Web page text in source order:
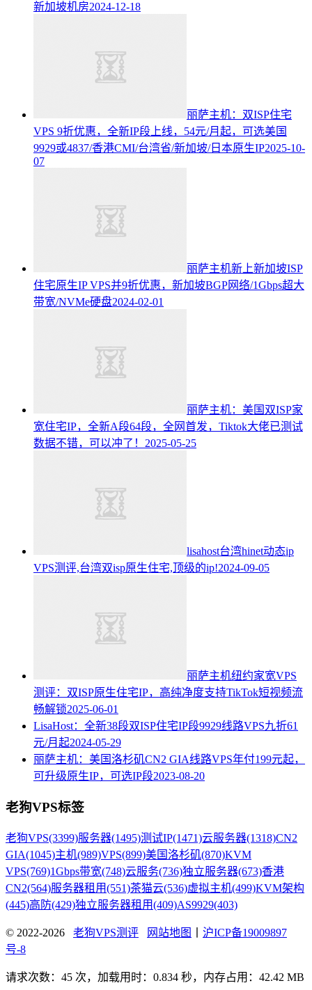
新加坡机房2024-12-18
丽萨主机：双ISP住宅
VPS 9折优惠，全新IP段上线，54元/月起，可选美国
9929或4837/香港CMI/台湾省/新加坡/日本原生IP2025-10-
07
丽萨主机新上新加坡ISP
住宅原生IP VPS并9折优惠，新加坡BGP网络/1Gbps超大
带宽/NVMe硬盘2024-02-01
丽萨主机：美国双ISP家
宽住宅IP，全新A段64段，全网首发，Tiktok大佬已测试
数据不错，可以冲了！ 2025-05-25
lisahost台湾hinet动态ip
VPS测评,台湾双isp原生住宅,顶级的ip!2024-09-05
丽萨主机纽约家宽VPS
测评：双ISP原生住宅IP，高纯净度支持TikTok短视频流
畅解锁2025-06-01
LisaHost：全新38段双ISP住宅IP段9929线路VPS九折61
元/月起2024-05-29
丽萨主机：美国洛杉矶CN2 GIA线路VPS年付199元起，
可升级原生IP，可选IP段2023-08-20
老狗VPS标签
老狗VPS(3399)服务器(1495)测试IP(1471)云服务器(1318)CN2
GIA(1045)主机(989)VPS(899)美国洛杉矶(870)KVM
VPS(769)1Gbps带宽(748)云服务(736)独立服务器(673)香港
CN2(564)服务器租用(551)茶猫云(536)虚拟主机(499)KVM架构
(445)高防(429)独立服务器租用(409)AS9929(403)
© 2022-2026 老狗VPS测评 网站地图
沪ICP备19009897
号-8
请求次数：45 次，加载用时：0.834 秒，内存占用：42.42 MB